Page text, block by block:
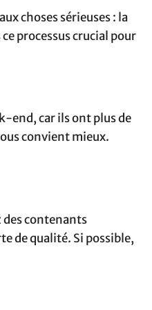
choses sérieuses : la
processus crucial pour
end, car ils ont plus de
convient mieux.
des contenants
de qualité. Si possible,